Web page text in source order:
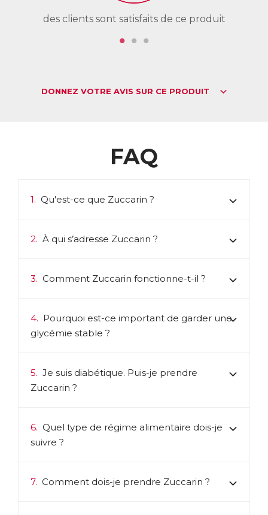
des clients sont satisfaits de ce produit
DONNEZ VOTRE AVIS SUR CE PRODUIT
FAQ
1. Qu'est-ce que Zuccarin ?
2. À qui s’adresse Zuccarin ?
3. Comment Zuccarin fonctionne-t-il ?
4. Pourquoi est-ce important de garder une
glycémie stable ?
5. Je suis diabétique. Puis-je prendre
Zuccarin ?
6. Quel type de régime alimentaire dois-je
suivre ?
7. Comment dois-je prendre Zuccarin ?